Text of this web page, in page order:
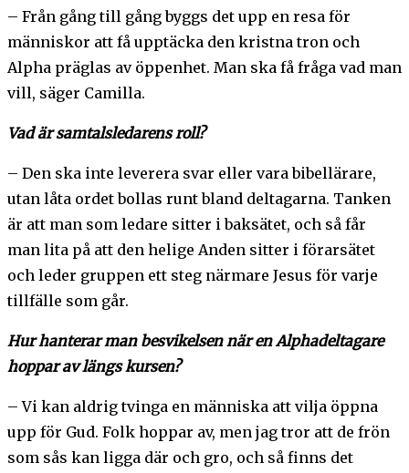
– Från gång till gång byggs det upp en resa för
människor att få upptäcka den kristna tron och
Alpha präglas av öppenhet. Man ska få fråga vad man
vill, säger Camilla.
Vad är samtalsledarens roll?
– Den ska inte leverera svar eller vara bibellärare,
utan låta ordet bollas runt bland deltagarna. Tanken
är att man som ledare sitter i baksätet, och så får
man lita på att den helige Anden sitter i förarsätet
och leder gruppen ett steg närmare Jesus för varje
tillfälle som går.
Hur hanterar man besvikelsen när en Alphadeltagare
hoppar av längs kursen?
– Vi kan aldrig tvinga en människa att vilja öppna
upp för Gud. Folk hoppar av, men jag tror att de frön
som sås kan ligga där och gro, och så finns det